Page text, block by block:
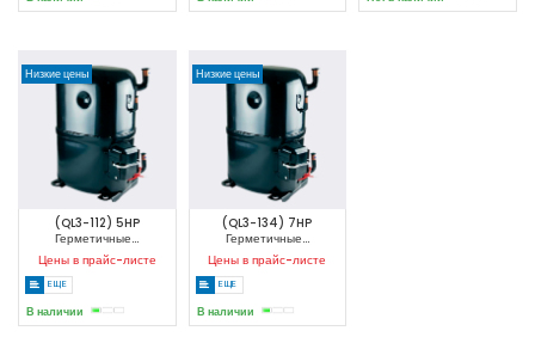
Низкие цены
(QL3-112) 5HP
Герметичные...
Цены в прайс-листе
ЕЩЕ
В наличии
Низкие цены
(QL3-134) 7HP
Герметичные...
Цены в прайс-листе
ЕЩЕ
В наличии